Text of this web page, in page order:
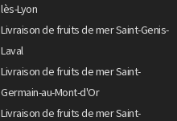
lès-Lyon
Livraison de fruits de mer Saint-Genis-
Laval
Livraison de fruits de mer Saint-
Germain-au-Mont-d'Or
Livraison de fruits de mer Saint-